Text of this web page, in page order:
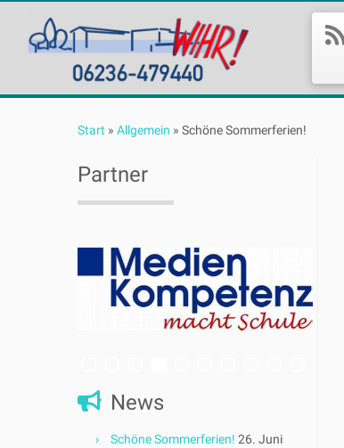
Start » Allgemein » Schöne Sommerferien!
Partner
News
Schöne Sommerferien! 26. Juni